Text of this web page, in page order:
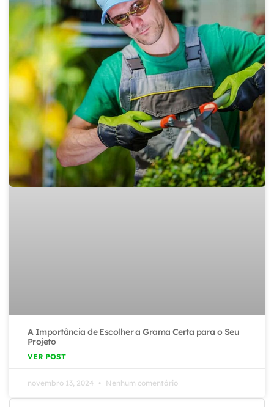
A Importância de Escolher a Grama Certa para o Seu
Projeto
VER POST
novembro 13, 2024 Nenhum comentário